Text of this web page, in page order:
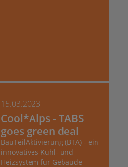
15.03.2023
Cool*Alps - TABS
goes green deal
BauTeilAktivierung (BTA) - ein
innovatives Kühl- und
Heizsystem für Gebäude